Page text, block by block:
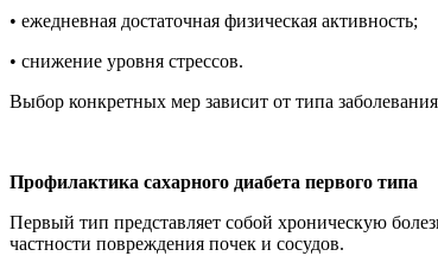
• ежедневная достаточная физическая активность;
• снижение уровня стрессов.
Выбор конкретных мер зависит от типа
Профилактика сахарного диабета первого типа
Первый тип представляет собой хроническую
частности повреждения почек и сосудов.